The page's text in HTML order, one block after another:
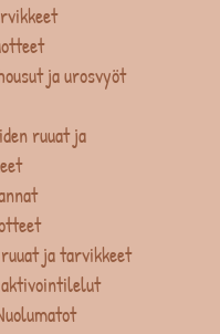
ja urosvyöt
ruuat ja
ja tarvikkeet